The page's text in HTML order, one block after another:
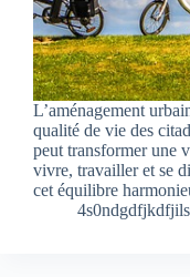
L’aménagement
qualité de vie des
peut transformer une
vivre, travailler et se
cet équilibre